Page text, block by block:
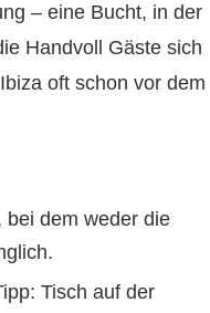
– eine Bucht, in der
Handvoll Gäste sich
oft schon vor dem
bei dem weder die
Tisch auf der